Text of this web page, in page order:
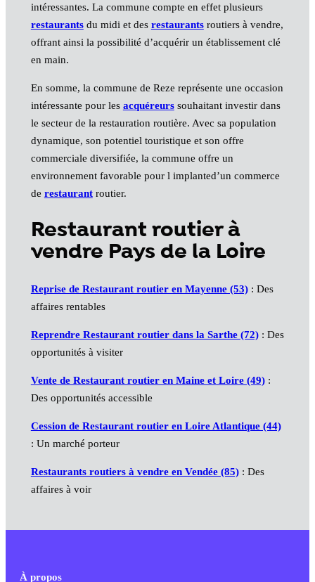
intéressantes. La commune compte en effet plusieurs
restaurantsdu midi et des restaurantsroutiers à vendre,
offrant ainsi la possibilité d’acquérir un établissement clé
en main.
En somme, la commune de Reze représente une occasion
intéressante pour les acquéreurssouhaitant investir dans
le secteur de la restauration routière. Avec sa population
dynamique, son potentiel touristique et son offre
commerciale diversifiée, la commune offre un
environnement favorable pour l implanted’un commerce
de restaurantroutier.
Restaurant routier à
vendre Pays de la Loire
Reprise de Restaurant routier en Mayenne (53): Des
affaires rentables
Reprendre Restaurant routier dans la Sarthe (72): Des
opportunités à visiter
Vente de Restaurant routier en Maine et Loire (49):
Des opportunités accessible
Cession de Restaurant routier en Loire Atlantique (44)
: Un marché porteur
Restaurants routiers à vendre en Vendée (85): Des
affaires à voir
À propos